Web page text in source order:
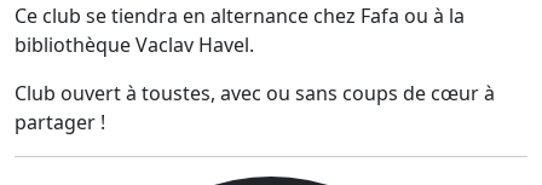
Ce club se tiendra en alternance chez Fafa ou à la
bibliothèque Vaclav Havel.
Club ouvert à toustes, avec ou sans coups de cœur à
partager !